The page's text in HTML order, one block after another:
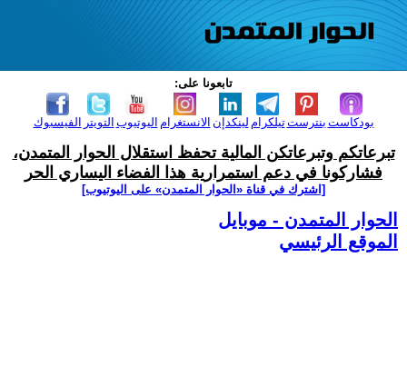
تابعونا على:
الفيسبوك التويتر اليوتيوب الانستغرام لينكدإن تيلكرامبنترست بودكاست
تبرعاتكم وتبرعاتكن المالية تحفظ استقلال الحوار المتمدن،
فشاركونا في دعم استمرارية هذا الفضاء اليساري الحر
[اشترك في قناة ‫«الحوار المتمدن» على اليوتيوب]
الحوار المتمدن - موبايل
الموقع الرئيسي